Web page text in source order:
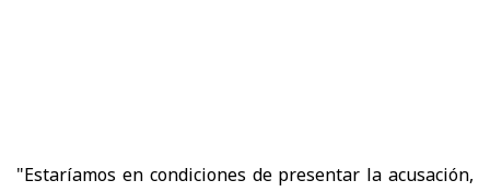
"Estaríamos en condiciones de presentar la acusación,